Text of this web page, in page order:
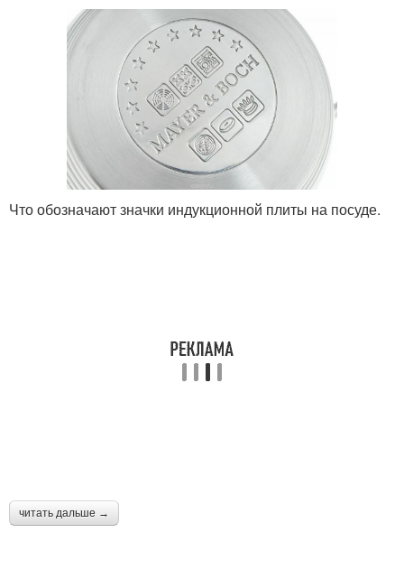
Что обозначают значки индукционной плиты на посуде.
читать дальше →